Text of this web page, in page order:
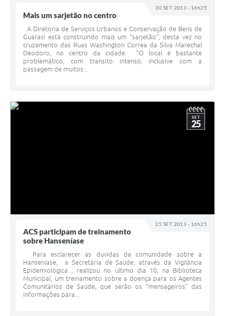
30 SET 2013 - 16h25
Mais um sarjetão no centro
A Diretoria de Serviços Urbanos e Conservação de Bens de
Guaraci está construindo mais um “sarjetão”, desta vez no
cruzamento das Ruas Washington Correa da Silva Marechal
Deodoro, no centro da cidade. “O local é bastante
problemático, com transito intenso, inclusive com a
passagem de muitos...
25 SET 2013 - 16h25
SET
25
ACS participam de treinamento
sobre Hanseníase
Para esclarecer as duvidas da comunidade sobre a
Hanseníase, a Secretária de Saúde, através da Vigilância
Epidemiológica , realizou no último dia 10, na Biblioteca
Municipal, um treinamento sobre a doença para os Agentes
Comunitários de Saúde, que serão os “mensageiros” das
informações para...